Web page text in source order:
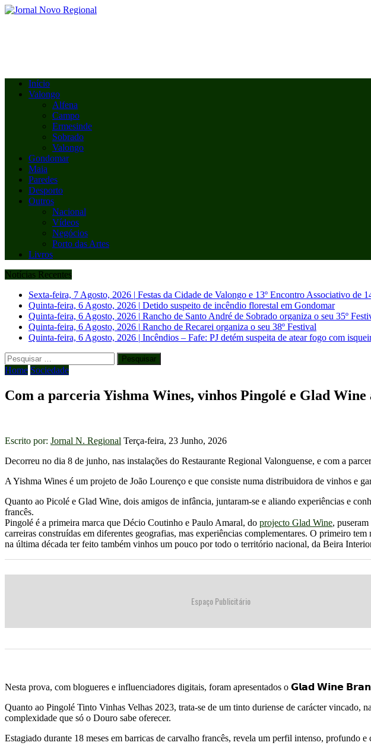
Início
Valongo
Alfena
Campo
Ermesinde
Sobrado
Valongo
Gondomar
Maia
Paredes
Desporto
Outros
Nacional
Vídeos
Negócios
Porto das Artes
Livros
Notícias Recentes
Sexta-feira, 7 Agosto, 2026 | Festas da Cidade de Valongo e 13º Encontro Associativo de
Quinta-feira, 6 Agosto, 2026 | Detido suspeito de incêndio florestal em Gondomar
Quinta-feira, 6 Agosto, 2026 | Rancho de Santo André de Sobrado organiza o seu 35º
Quinta-feira, 6 Agosto, 2026 | Rancho de Recarei organiza o seu 38º Festival
Quinta-feira, 6 Agosto, 2026 | Incêndios – Fafe: PJ detém suspeita de atear fogo com
Pesquisar
por:
Home Sociedade
Com a parceria Yishma Wines, vinhos Pingolé e Glad Wine
Escrito por: Jornal N. Regional Terça-feira, 23 Junho, 2026
Decorreu no dia 8 de junho, nas instalações do Restaurante Regional Valonguense, e com a
A Yishma Wines é um projeto de João Lourenço e que consiste numa distribuidora de vinhos e
Quanto ao Picolé e Glad Wine, dois amigos de infância, juntaram-se e aliando experiências e
francês.
Pingolé é a primeira marca que Décio Coutinho e Paulo Amaral, do projecto Glad Wine,
carreiras construídas em diferentes geografias, mas experiências complementares. O primeiro
na última década ter feito também vinhos um pouco por todo o território nacional, da Beira
Espaço Publicitário
Nesta prova, com blogueres e influenciadores digitais, foram apresentados o 𝗚𝗹𝗮𝗱 𝗪𝗶𝗻𝗲
Quanto ao Pingolé Tinto Vinhas Velhas 2023, trata-se de um tinto duriense de carácter vincado,
complexidade que só o Douro sabe oferecer.
Estagiado durante 18 meses em barricas de carvalho francês, revela um perfil intenso, profundo e